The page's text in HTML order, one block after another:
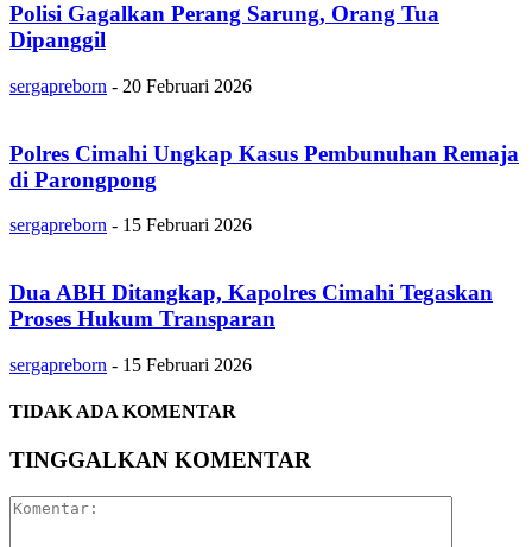
Polisi Gagalkan Perang Sarung, Orang Tua
Dipanggil
sergapreborn - 20 Februari 2026
Polres Cimahi Ungkap Kasus Pembunuhan Remaja
di Parongpong
sergapreborn - 15 Februari 2026
Dua ABH Ditangkap, Kapolres Cimahi Tegaskan
Proses Hukum Transparan
sergapreborn - 15 Februari 2026
TIDAK ADA KOMENTAR
TINGGALKAN KOMENTAR